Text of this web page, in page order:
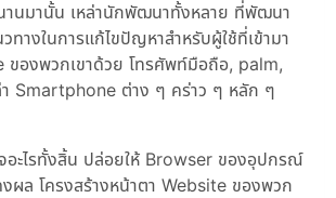
านมานั้น เหล่านักพัฒนาทั้งหลาย ที่พัฒนา
างในการแก้ไขปัญหาสำหรับผู้ใช้ที่เข้ามา
ของพวกเขาด้วย โทรศัพท์มือถือ, palm,
า Smartphone ต่าง ๆ คร่าว ๆ หลัก ๆ
จอะไรทั้งสิ้น ปล่อยให้ Browser ของอุปกรณ์
งผล โครงสร้างหน้าตา Website ของพวก